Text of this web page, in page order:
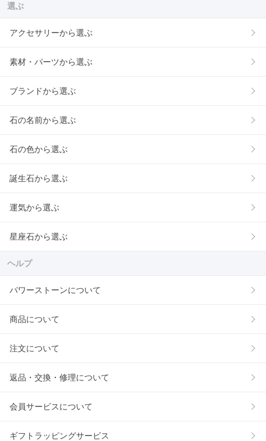
選ぶ
アクセサリーから選ぶ
素材・パーツから選ぶ
ブランドから選ぶ
石の名前から選ぶ
石の色から選ぶ
誕生石から選ぶ
運気から選ぶ
星座石から選ぶ
ヘルプ
パワーストーンについて
商品について
注文について
返品・交換・修理について
会員サービスについて
ギフトラッピングサービス